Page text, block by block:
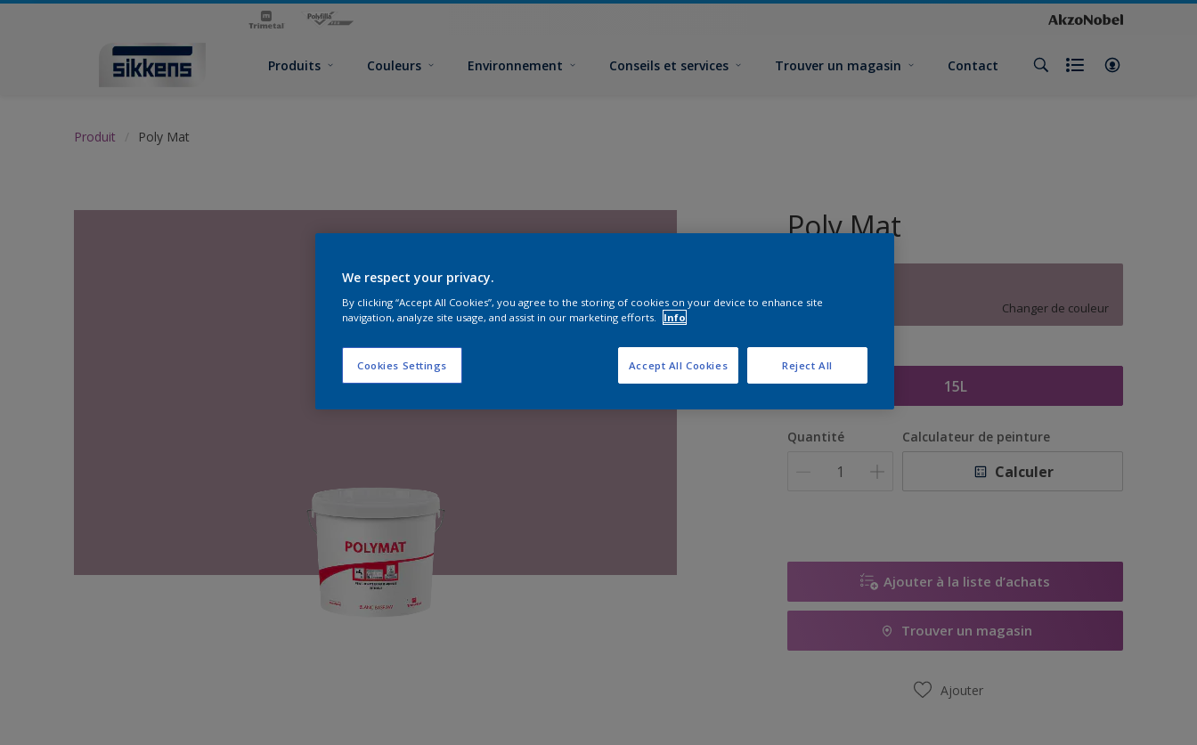
Produits Couleurs Environnement Conseils et services Trouver un magasin Contact
Produit Poly Mat
Poly Mat
Changer de couleur
15L
Quantité Calculateur de peinture
Calculer
Ajouter à la liste d’achats
Trouver un magasin
Ajouter
We respect your privacy.
By clicking “Accept All Cookies”, you agree to the storing of cookies on your device to enhance site
navigation, analyze site usage, and assist in our marketing efforts.
Info
Cookies Settings Reject All
Accept All Cookies